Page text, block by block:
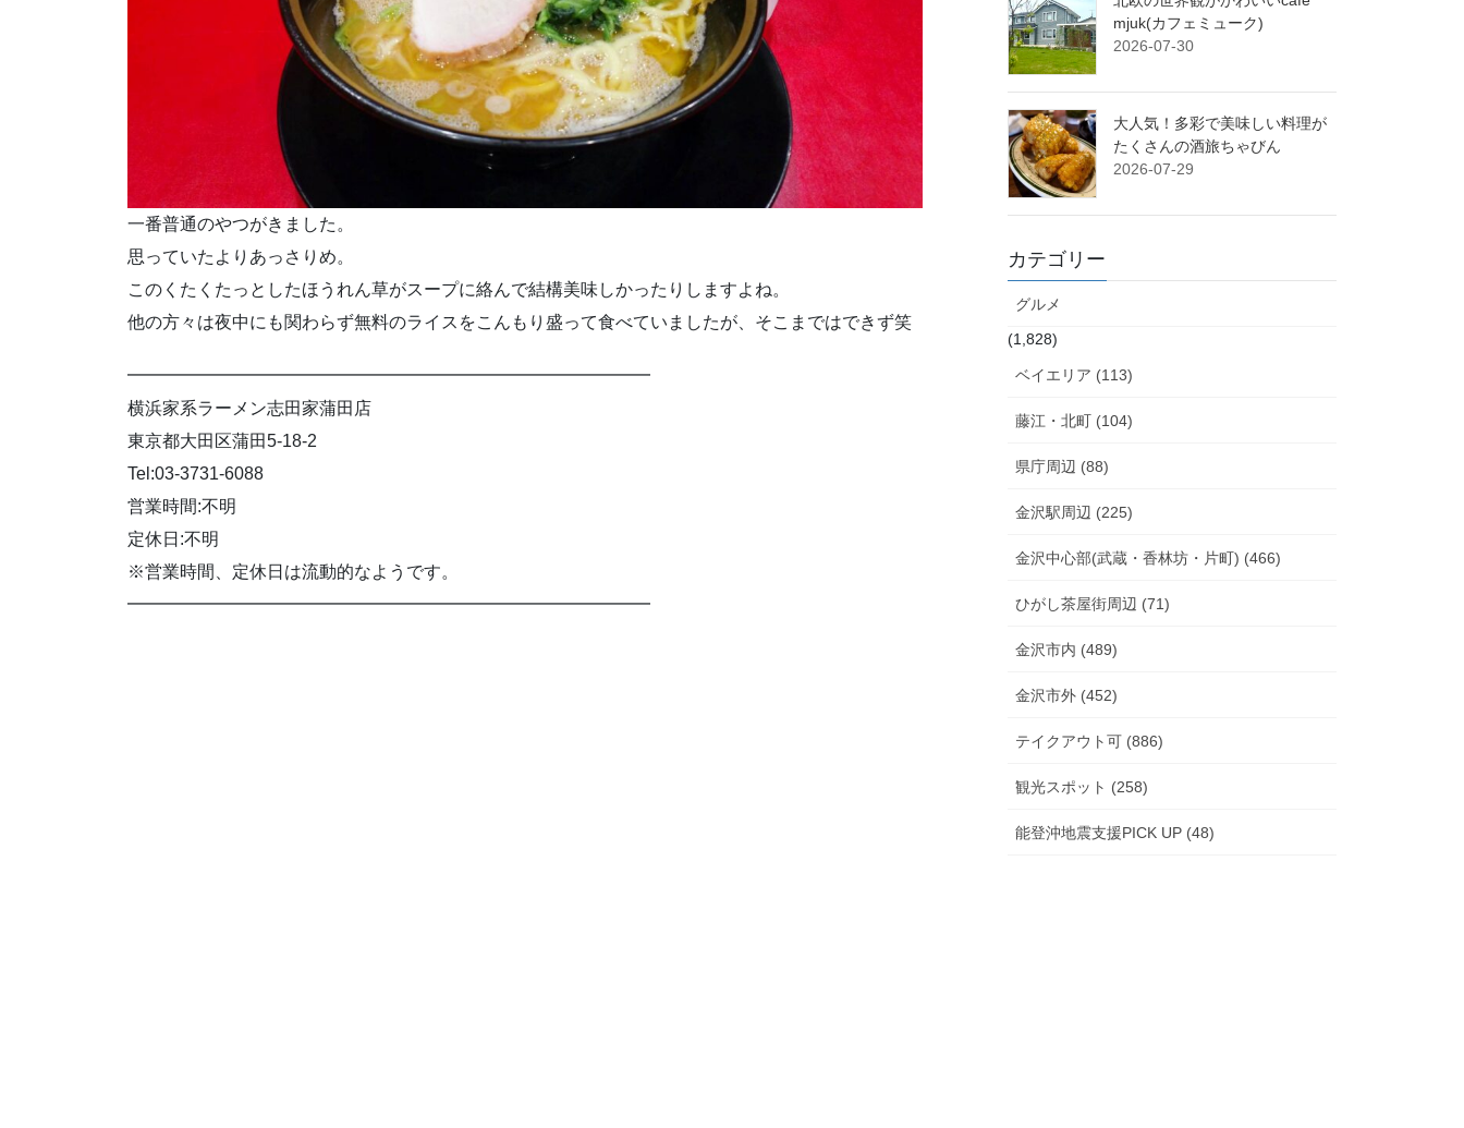
一番普通のやつがきました。
思っていたよりあっさりめ。
このくたくたっとしたほうれん草がスープに絡んで結構美味しかったりしますよね。
他の方々は夜中にも関わらず無料のライスをこんもり盛って食べていましたが、そこまではできず笑
━━━━━━━━━━━━━━━━━━━━━━━━━━━━━━
横浜家系ラーメン志田家蒲田店
東京都大田区蒲田5-18-2
Tel:03-3731-6088
営業時間:不明
定休日:不明
※営業時間、定休日は流動的なようです。
━━━━━━━━━━━━━━━━━━━━━━━━━━━━━━
mjuk(カフェミューク)
2026-07-30
大人気！多彩で美味しい料理が
たくさんの酒旅ちゃびん
2026-07-29
カテゴリー
グルメ
(1,828)
ベイエリア (113)
藤江・北町 (104)
県庁周辺 (88)
金沢駅周辺 (225)
金沢中心部(武蔵・香林坊・片町) (466)
ひがし茶屋街周辺 (71)
金沢市内 (489)
金沢市外 (452)
テイクアウト可 (886)
観光スポット (258)
能登沖地震支援PICK UP (48)